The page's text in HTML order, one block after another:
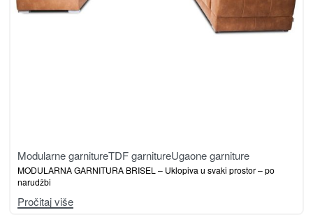
Modularne garnitureTDF garnitureUgaone garniture
MODULARNA GARNITURA BRISEL – Uklopiva u svaki prostor – po
narudžbi
Pročitaj više